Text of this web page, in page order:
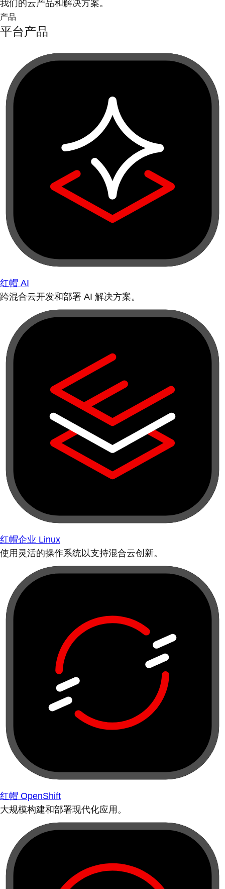
我们的云产品和解决方案。
产品
平台产品
红帽 AI
跨混合云开发和部署 AI 解决方案。
红帽企业 Linux
使用灵活的操作系统以支持混合云创新。
红帽 OpenShift
大规模构建和部署现代化应用。